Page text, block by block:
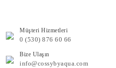
Müşteri Hizmetleri
0 (530) 876 60 66
Bize Ulaşın
info@cossybyaqua.com